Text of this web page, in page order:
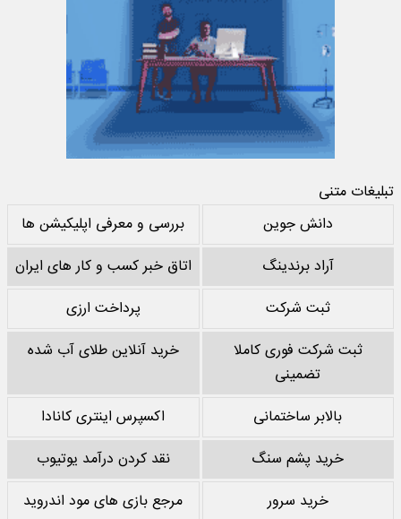
تبلیغات متنی
دانش جوین
بررسی و معرفی اپلیکیشن ها
آراد برندینگ
اتاق خبر کسب و کار های ایران
ثبت شرکت
پرداخت ارزی
ثبت شرکت فوری کاملا
تضمینی
خرید آنلاین طلای آب شده
بالابر ساختمانی
اکسپرس اینتری کانادا
خرید پشم سنگ
نقد کردن درآمد یوتیوب
خرید سرور
مرجع بازی های مود اندروید